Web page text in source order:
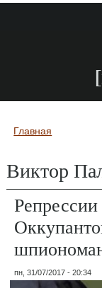
Вы здесь
Главная
Виктор
пн, 31/07/2017 - 20:34